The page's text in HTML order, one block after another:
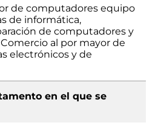
de computadores equipo
de informática,
de computadores y
al por mayor de
electrónicos y de
en el que se